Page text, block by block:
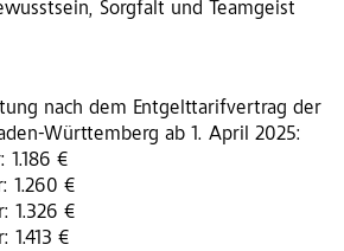
Sorgfalt und Teamgeist
nach dem Entgelttarifvertrag der
Württemberg ab 1. April 2025:
1.186 €
1.260 €
1.326 €
1.413 €